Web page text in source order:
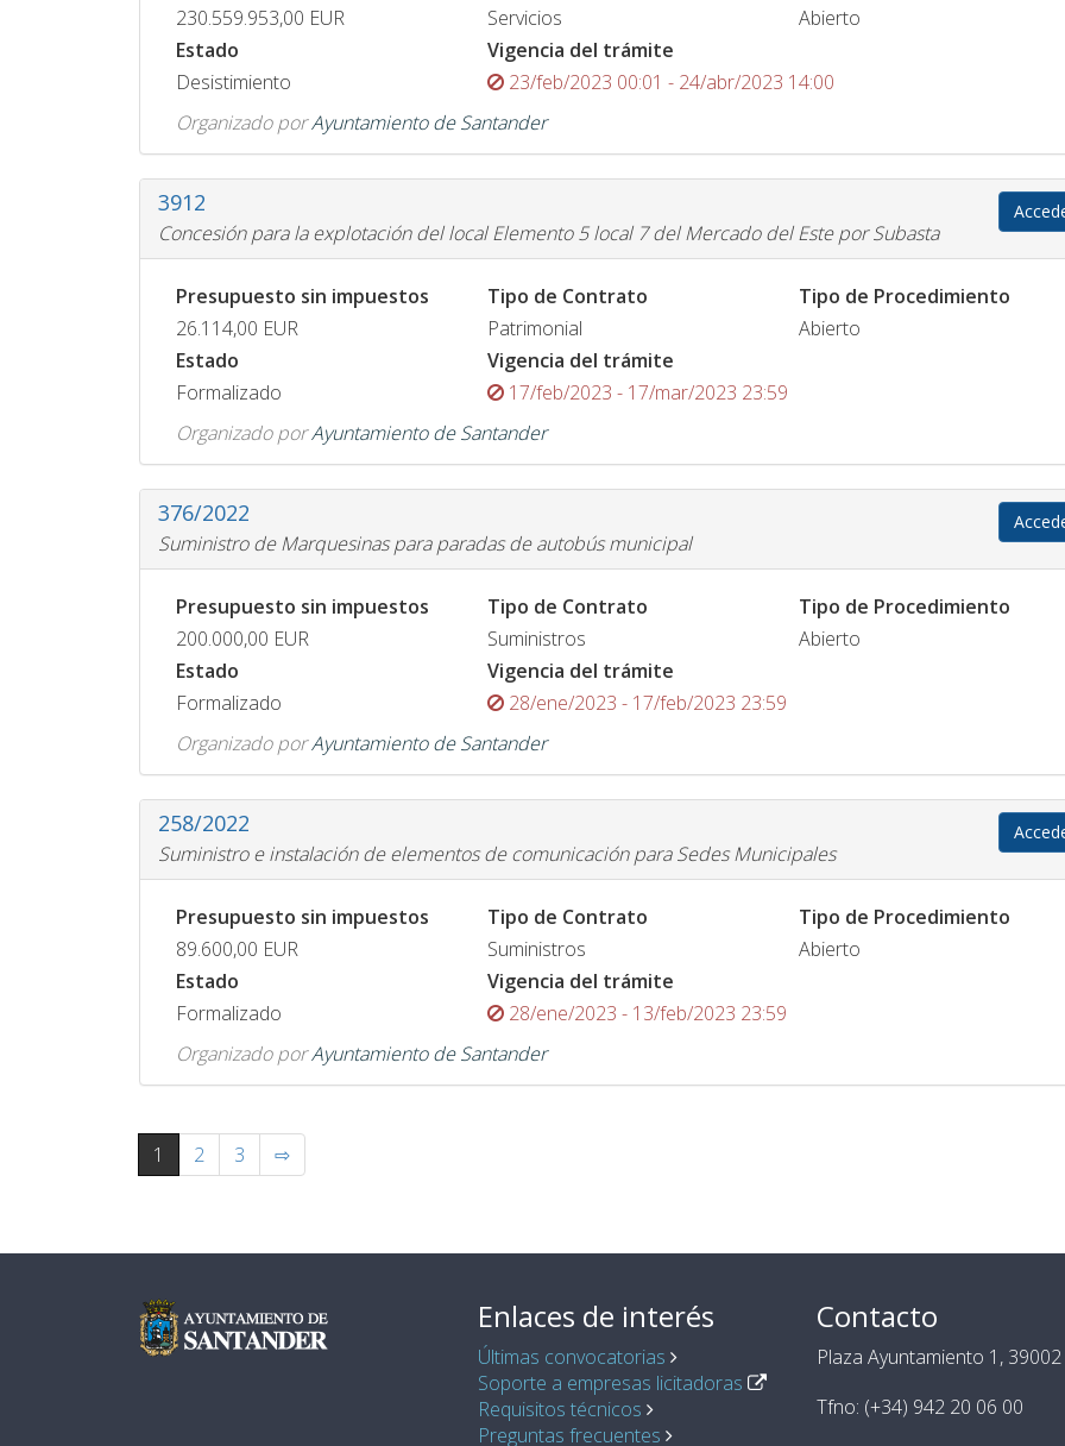
230.559.953,00 EUR
Servicios
Abierto
Estado
Desistimiento
Vigencia del trámite
23/feb/2023 00:01 - 24/abr/2023 14:00
Organizado porAyuntamiento de Santander
3912
Concesión para la explotación del local Elemento 5 local 7 del Mercado del Este por Subasta
Presupuesto sin impuestos
26.114,00 EUR
Tipo de Contrato
Patrimonial
Tipo de Procedimiento
Abierto
Estado
Formalizado
Vigencia del trámite
17/feb/2023 - 17/mar/2023 23:59
Organizado porAyuntamiento de Santander
376/2022
Suministro de Marquesinas para paradas de autobús municipal
Presupuesto sin impuestos
200.000,00 EUR
Tipo de Contrato
Suministros
Tipo de Procedimiento
Abierto
Estado
Formalizado
Vigencia del trámite
28/ene/2023 - 17/feb/2023 23:59
Organizado porAyuntamiento de Santander
258/2022
Suministro e instalación de elementos de comunicación para Sedes Municipales
Presupuesto sin impuestos
89.600,00 EUR
Tipo de Contrato
Suministros
Tipo de Procedimiento
Abierto
Estado
Formalizado
Vigencia del trámite
28/ene/2023 - 13/feb/2023 23:59
Organizado porAyuntamiento de Santander
1 2 3 ⇨
Enlaces de interés
Últimas convocatorias
Soporte a empresas licitadoras
Requisitos técnicos
Preguntas frecuentes
Contacto
Plaza Ayuntamiento 1,
Tfno: (+34) 942 20 06 00